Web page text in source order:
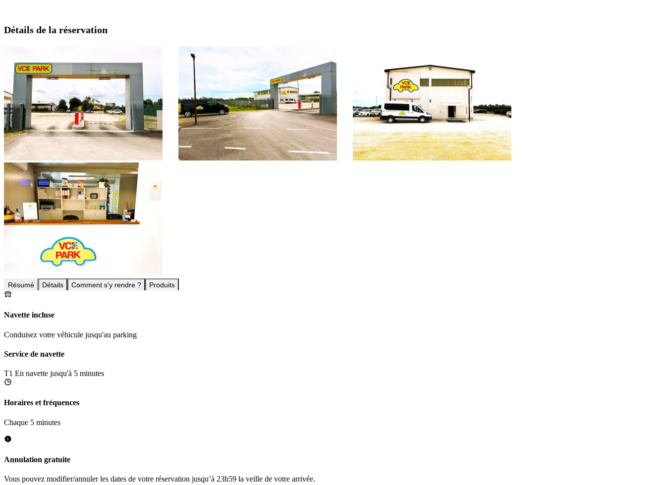
Détails de la réservation
Résumé Détails Comment s'y rendre ? Produits
Navette incluse
Conduisez votre véhicule jusqu'au parking
Service de navette
T1 En navette jusqu'à 5 minutes
Horaires et fréquences
Chaque 5 minutes
Annulation gratuite
Vous pouvez modifier/annuler les dates de votre réservation jusqu’à 23h59 la veille de votre arrivée.